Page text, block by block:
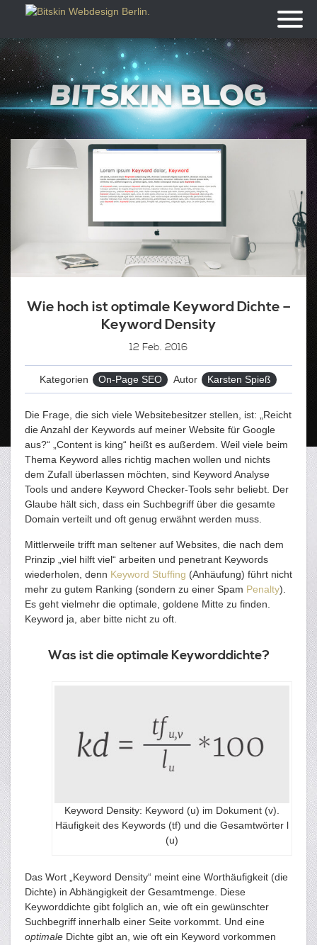
Wie hoch ist optimale Keyword Dichte –
Keyword Density
12 Feb. 2016
Kategorien On-Page SEO Autor Karsten Spieß
Die Frage, die sich viele Websitebesitzer stellen, ist: „Reicht
die Anzahl der Keywords auf meiner Website für Google
aus?“ „Content is king“ heißt es außerdem. Weil viele beim
Thema Keyword alles richtig machen wollen und nichts
dem Zufall überlassen möchten, sind Keyword Analyse
Tools und andere Keyword Checker-Tools sehr beliebt. Der
Glaube hält sich, dass ein Suchbegriff über die gesamte
Domain verteilt und oft genug erwähnt werden muss.
Mittlerweile trifft man seltener auf Websites, die nach dem
Prinzip „viel hilft viel“ arbeiten und penetrant Keywords
wiederholen, denn Keyword Stuffing (Anhäufung) führt nicht
mehr zu gutem Ranking (sondern zu einer Spam Penalty).
Es geht vielmehr die optimale, goldene Mitte zu finden.
Keyword ja, aber bitte nicht zu oft.
Was ist die optimale Keyworddichte?
Keyword Density: Keyword (u) im Dokument (v).
Häufigkeit des Keywords (tf) und die Gesamtwörter l
(u)
Das Wort „Keyword Density“ meint eine Worthäufigkeit (die
Dichte) in Abhängigkeit der Gesamtmenge. Diese
Keyworddichte gibt folglich an, wie oft ein gewünschter
Suchbegriff innerhalb einer Seite vorkommt. Und eine
optimale Dichte gibt an, wie oft ein Keyword vorkommen